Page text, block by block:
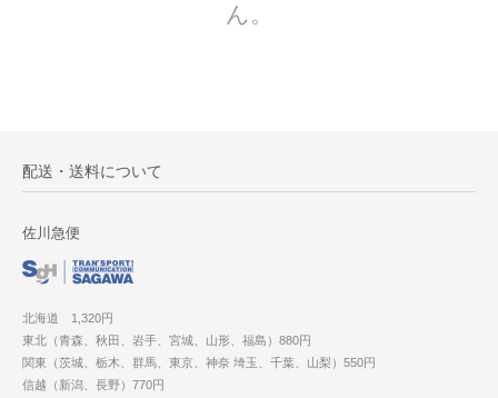
ん。
配送・送料について
佐川急便
北海道 1,320円
東北（青森、秋田、岩手、宮城、山形、福島）880円
関東（茨城、栃木、群馬、東京、神奈 埼玉、千葉、山梨）550円
信越（新潟、長野）770円